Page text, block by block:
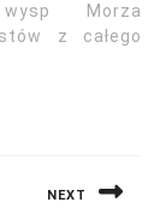
wysp Morza
z całego
NEXT